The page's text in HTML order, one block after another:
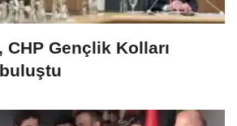
CHP Gençlik Kolları